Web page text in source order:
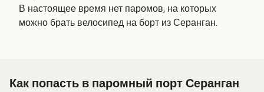
В настоящее время нет паромов, на которых
можно брать велосипед на борт из Серанган.
Как попасть в паромный порт Серанган